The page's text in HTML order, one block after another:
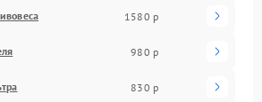
1580 р
980 р
830 р